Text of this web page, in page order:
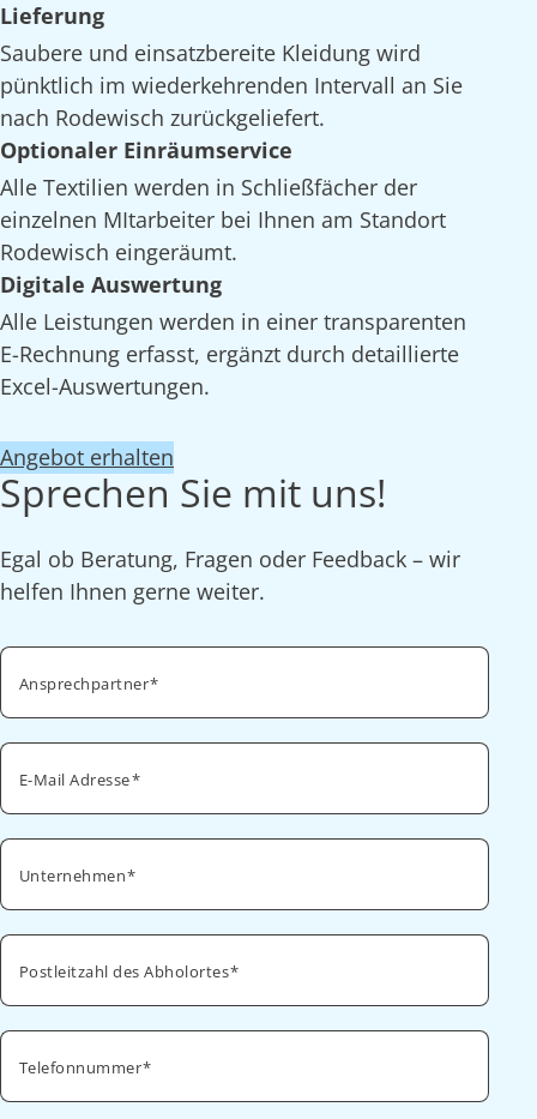
Lieferung
Saubere und einsatzbereite Kleidung wird
pünktlich im wiederkehrenden Intervall an Sie
nach Rodewisch zurückgeliefert.
Optionaler Einräumservice
Alle Textilien werden in Schließfächer der
einzelnen MItarbeiter bei Ihnen am Standort
Rodewisch eingeräumt.
Digitale Auswertung
Alle Leistungen werden in einer transparenten
E-Rechnung erfasst, ergänzt durch detaillierte
Excel-Auswertungen.
Angebot erhalten
Sprechen Sie mit uns!
Egal ob Beratung, Fragen oder Feedback – wir
helfen Ihnen gerne weiter.
Ansprechpartner
E-Mail Adresse
Unternehmen
Postleitzahl des Abholortes
Telefonnummer